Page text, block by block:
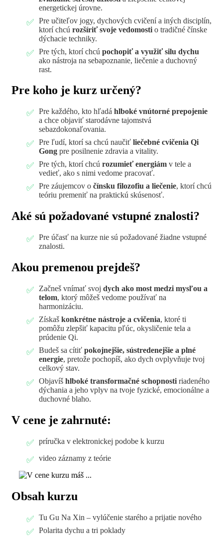
energetickej úrovne.
Pre učiteľov jogy, dychových cvičení a iných disciplín,
ktorí chcú rozšíriť svoje vedomosti o tradičné čínske
dýchacie techniky.
Pre tých, ktorí chcú pochopiť a využiť silu dychu
ako nástroja na sebapoznanie, liečenie a duchovný
rast.
Pre koho je kurz určený?
Pre každého, kto hľadá hlboké vnútorné prepojenie
a chce objaviť starodávne tajomstvá
sebazdokonaľovania.
Pre ľudí, ktorí sa chcú naučiť liečebné cvičenia Qi
Gong pre posilnenie zdravia a vitality.
Pre tých, ktorí chcú rozumieť energiám v tele a
vedieť, ako s nimi vedome pracovať.
Pre záujemcov o čínsku filozofiu a liečenie, ktorí chcú
teóriu premeniť na praktickú skúsenosť.
Aké sú požadované vstupné znalosti?
Pre účasť na kurze nie sú požadované žiadne vstupné
znalosti.
Akou premenou prejdeš?
Začneš vnímať svoj dych ako most medzi mysľou a
telom, ktorý môžeš vedome používať na
harmonizáciu.
Získaš konkrétne nástroje a cvičenia, ktoré ti
pomôžu zlepšiť kapacitu pľúc, okysličenie tela a
prúdenie Qi.
Budeš sa cítiť pokojnejšie, sústredenejšie a plné
energie, pretože pochopíš, ako dych ovplyvňuje tvoj
celkový stav.
Objavíš hlboké transformačné schopnosti riadeného
dýchania a jeho vplyv na tvoje fyzické, emocionálne a
duchovné blaho.
V cene je zahrnuté:
príručka v elektronickej podobe k kurzu
video záznamy z teórie
Obsah kurzu
Tu Gu Na Xin – vylúčenie starého a prijatie nového
Polarita dychu a tri poklady